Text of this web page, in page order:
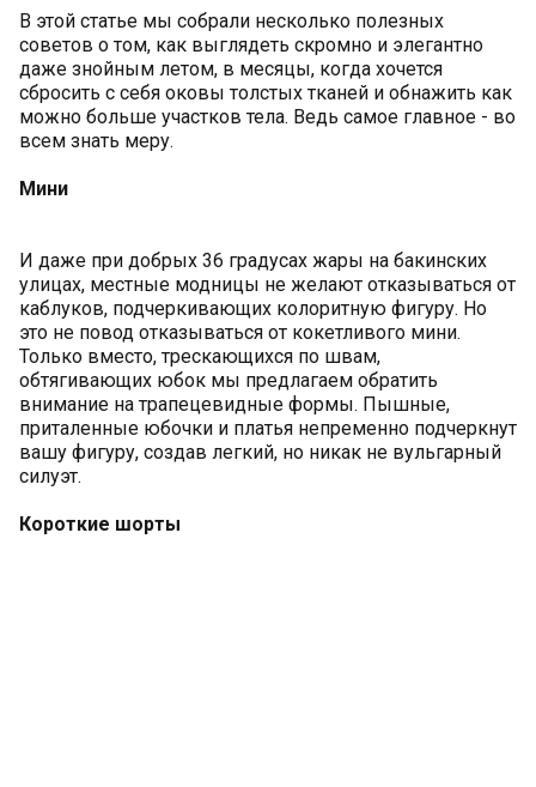
В этой статье мы собрали несколько полезных
советов о том, как выглядеть скромно и элегантно
даже знойным летом, в месяцы, когда хочется
сбросить с себя оковы толстых тканей и обнажить как
можно больше участков тела. Ведь самое главное - во
всем знать меру.
Мини
И даже при добрых 36 градусах жары на бакинских
улицах, местные модницы не желают отказываться от
каблуков, подчеркивающих колоритную фигуру. Но
это не повод отказываться от кокетливого мини.
Только вместо, трескающихся по швам,
обтягивающих юбок мы предлагаем обратить
внимание на трапецевидные формы. Пышные,
приталенные юбочки и платья непременно подчеркнут
вашу фигуру, создав легкий, но никак не вульгарный
силуэт.
Короткие шорты